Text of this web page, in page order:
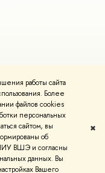
работы сайта
Более
файлов cookies
персональных
сайтом, вы
об
ВШЭ и согласны
данных. Вы
Вашего
✖
в НИУ ВШЭ